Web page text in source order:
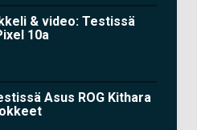
& video: Testissä
10a
Asus ROG Kithara